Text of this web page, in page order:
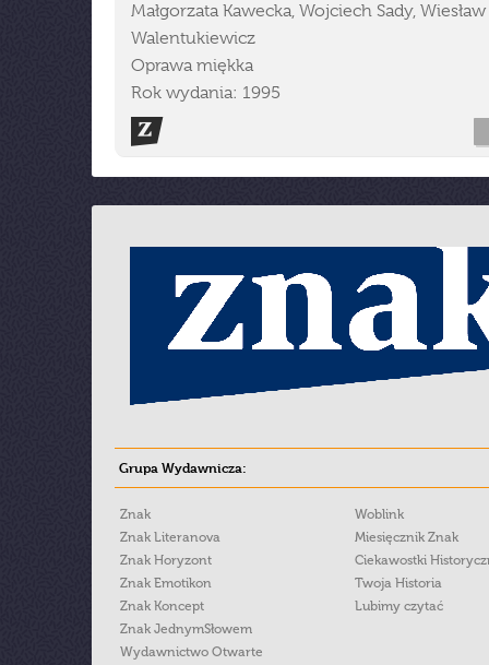
Małgorzata Kawecka, Wojciech Sady, Wiesław
Walentukiewicz
Oprawa miękka
Rok wydania: 1995
Grupa Wydawnicza:
Znak
Znak Literanova
Znak Horyzont
Znak Emotikon
Znak Koncept
Znak JednymSłowem
Wydawnictwo Otwarte
Woblink
Miesięcznik Znak
Ciekawostki
Twoja Historia
Lubimy czytać